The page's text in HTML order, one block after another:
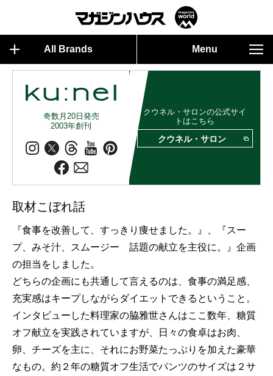
All Brands Menu
奇数月20日発売
2003年創刊
クウネル・サロンの公式サイ
トはこちら
クウネル・サロン
取材こぼれ話
『食事を改善して、すっきり痩せました。』、『スー
プ、みそ汁、スムージー 話題の献立を主役に。』企画
の担当をしました。
どちらの企画にも共通して言えるのは、食事の満足感、
充実感はキープしながらダイエットできるということ。
インタビューした料理家の脇雅世さんはここ数年、糖質
オフ献立を実践されていますが、日々の食卓はお肉、
卵、チーズを主に、それにお野菜たっぷりを加えた豪華
なもの。約２年の糖質オフ生活でパンツのサイズは２サ